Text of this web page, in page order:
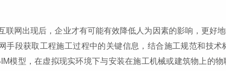
联网出现后，企业才有可能有效降低人为因素的影响，更好
手段获取工程施工过程中的关键信息，结合施工规范和技
模型，在虚拟现实环境下与安装在施工机械或建筑物上的